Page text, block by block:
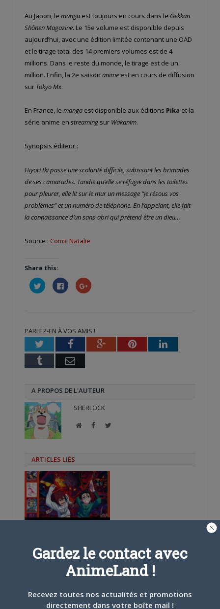
Au Japon, le manga est toujours en cours dans le Gekkan
Shônen Magazine. Le 15e volume est disponible depuis
aujourd’hui, avec une édition limitée contenant une OAD
et le tirage total des 14 premiers volumes est de 4
millions. Dans le reste du monde, le tirage est de un
million. Enfin, la 2e saison anime est en cours de diffusion
sur Tokyo Mx.
En France, le manga est disponible aux éditions Pika et la
série anime en streaming sur Wakanim.
Synopsis éditeur :
Hiyori Iki passe une scolarité difficile, subissant les brimades
de ses camarades. Tandis qu’elle se réfugie dans les toilettes
pour pleurer, elle lit sur le mur un message “je résous vos
problèmes” et un numéro de téléphone. En l’appelant, elle fait
la connaissance d’un sans-abri qui prétend être un dieu…
Source : Comic Natalie
Share this:
Cliquez
pour
partager
fenêtre)
Cliquez
pour
partager
fenêtre)
Cliquez
pour
nouvelle
fenêtre)
PARLEZ-EN À VOS AMIS !
TwitterFacebookGoogle+PinterestLinkedIn
Tumblr Email
A PROPOS DE L'AUTEUR
SHERLOCK
Site FacebookTwitter
ARTICLES LIÉS
– Spécial Posters est
disponible !
Gardez le contact avec
AnimeLand !
Recevez toutes nos actualités et promotions
directement dans votre boîte mail !